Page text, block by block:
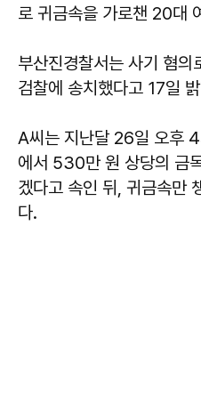
로 귀금속을 가로챈 20대
부산진경찰서는 사기 혐
검찰에 송치했다고 17일
A씨는 지난달 26일 오후
에서 530만 원 상당의 금
겠다고 속인 뒤, 귀금속만
다.